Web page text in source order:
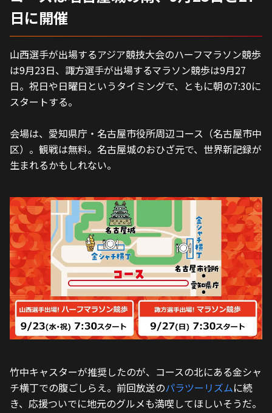
日に開催
山西選手が出場するアジア競技大会のハーフマラソン競歩
は9月23日、諏方選手が出場するマラソン競歩は9月27
日。祝日や日曜日というタイミングで、ともに朝の7:30に
スタートする。
会場は、愛知県庁・名古屋市役所周辺コース（名古屋市中
区）。観戦は無料。名古屋城のおひざ元で、世界新記録が
生まれるかもしれない。
竹中キャスターが推奨したのが、コースの北にある金シャ
チ横丁での腹ごしらえ。前回放送のパラツーリズムに続
き、応援ついでに地元のグルメも満喫してほしいそうだ。